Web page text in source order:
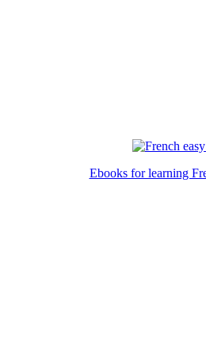
Ebooks for learning